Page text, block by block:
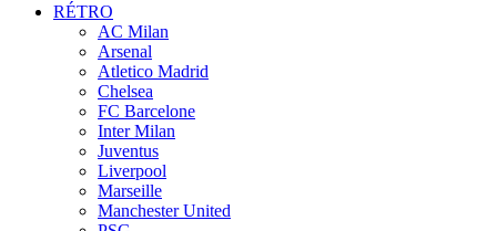
RÉTRO
AC Milan
Arsenal
Atletico Madrid
Chelsea
FC Barcelone
Inter Milan
Juventus
Liverpool
Marseille
Manchester United